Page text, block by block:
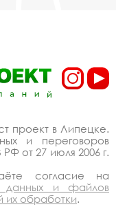
проект в Липецке.
и переговоров
от 27 июля 2006 г.
согласие на
данных и файлов
их обработки.